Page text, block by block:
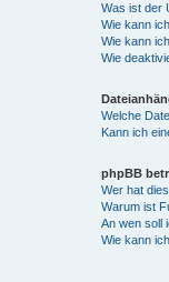
Was ist der
Wie kann
Wie kann
Wie
Welche
Kann ich
phpBB
Wer hat
Warum ist
An wen soll
Wie kann